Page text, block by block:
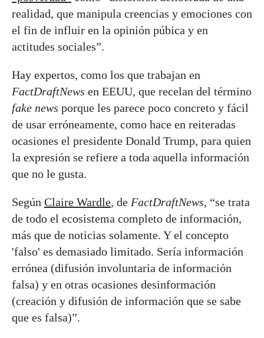
realidad, que manipula creencias y emociones con
el fin de influir en la opinión púbica y en
actitudes sociales”.
Hay expertos, como los que trabajan en
FactDraftNews en EEUU, que recelan del término
fake news porque les parece poco concreto y fácil
de usar erróneamente, como hace en reiteradas
ocasiones el presidente Donald Trump, para quien
la expresión se refiere a toda aquella información
que no le gusta.
Según Claire Wardle, de FactDraftNews, “se trata
de todo el ecosistema completo de información,
más que de noticias solamente. Y el concepto
'falso' es demasiado limitado. Sería información
errónea (difusión involuntaria de información
falsa) y en otras ocasiones desinformación
(creación y difusión de información que se sabe
que es falsa)”.